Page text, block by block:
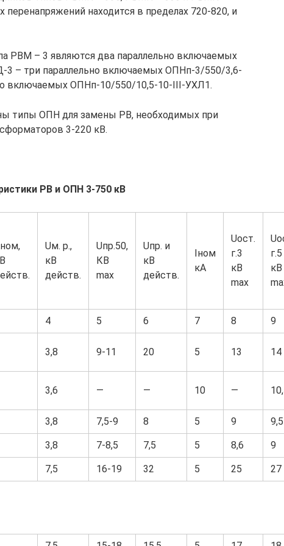
находится в пределах 720-820, и
РВМ – 3 являются два параллельно включаемых
– три параллельно включаемых ОПНп-3/550/3,6-
включаемых ОПНп-10/550/10,5-10-III-УХЛ1.
типы ОПН для замены РВ, необходимых при
3-220 кВ.
РВ и ОПН 3-750 кВ
Uм. р.,
кВ
действ.
Uпр.50,
КВ
max
Uпр. и
кВ
действ.
Iном
кА
Uост.
г.3
кВ
max
г.5
кВ
4 5 6 7 8 9
3,8 9-11 20 5 13 14
3,6 — — 10 —
3,8 7,5-9 8 5 9 9,5
3,8 7-8,5 7,5 5 8,6 9
7,5 16-19 32 5 25 27